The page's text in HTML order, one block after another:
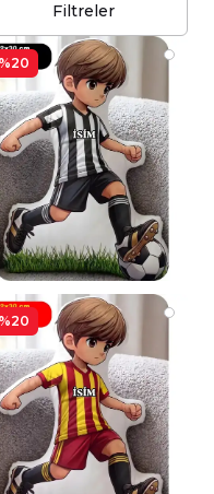
Filtreler
%20
%20